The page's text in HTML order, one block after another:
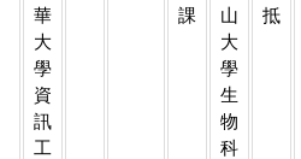
華
大
學
資
訊
工
課
山
大
學
生
物
科
抵